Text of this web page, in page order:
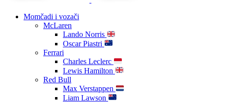
Momčadi i vozači
McLaren
Lando Norris
Oscar Piastri
Ferrari
Charles Leclerc
Lewis Hamilton
Red Bull
Max Verstappen
Liam Lawson